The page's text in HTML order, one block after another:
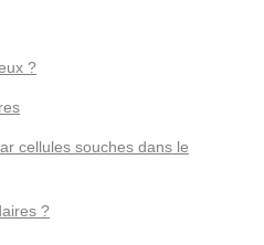
?
cellules souches dans le
?